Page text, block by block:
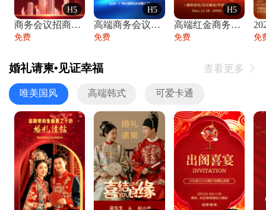
H5
商务会议招商展会科技峰会邀请函年会邀请
免费
H5
高端商务会议招商加盟展会峰会论坛邀请函
免费
H5
高端红金商务会议年会年终盛典答谢邀请函
免费 免
婚礼请柬•见证幸福 查看更多 
唯美国风 高端韩式 可爱卡通